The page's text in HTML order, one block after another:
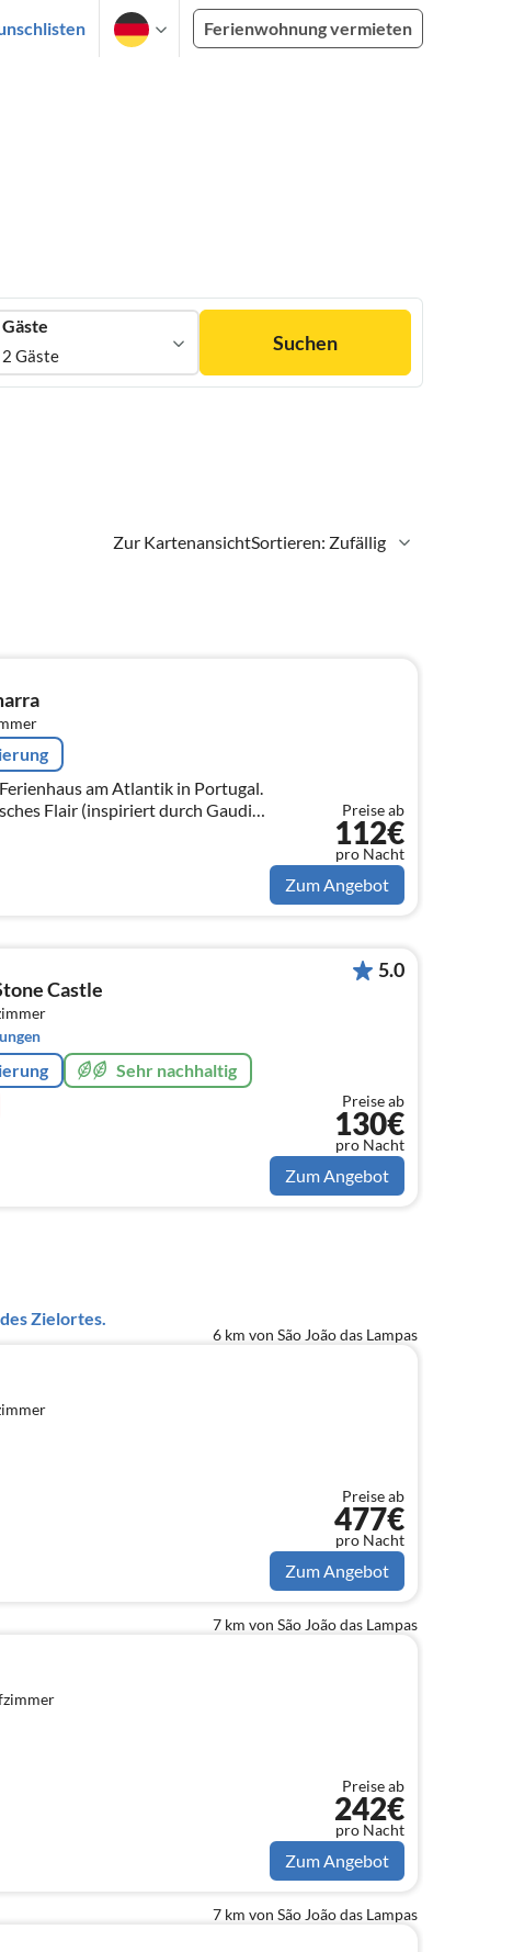
Ferienwohnung vermieten
Gäste
2 Gäste
Suchen
Zur KartenansichtSortieren: Zufällig
am Atlantik in Portugal.
Flair (inspiriert durch Gaudi)
Der Pool ist privat, offen,
Preise ab
112€
pro Nacht
Zum Angebot
Castle
Sehr nachhaltig
5.0
Preise ab
130€
pro Nacht
Zum Angebot
Zielortes.
6 km von São João das Lampas
Preise ab
477€
pro Nacht
Zum Angebot
7 km von São João das Lampas
Preise ab
242€
pro Nacht
Zum Angebot
7 km von São João das Lampas